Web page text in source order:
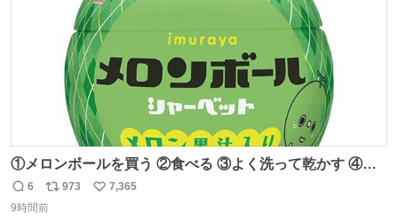
①メロンボールを買う ②食べる ③よく洗って乾かす ④か
わいい
返
信
6
リ
ポ
973
い
7,365
9時間前